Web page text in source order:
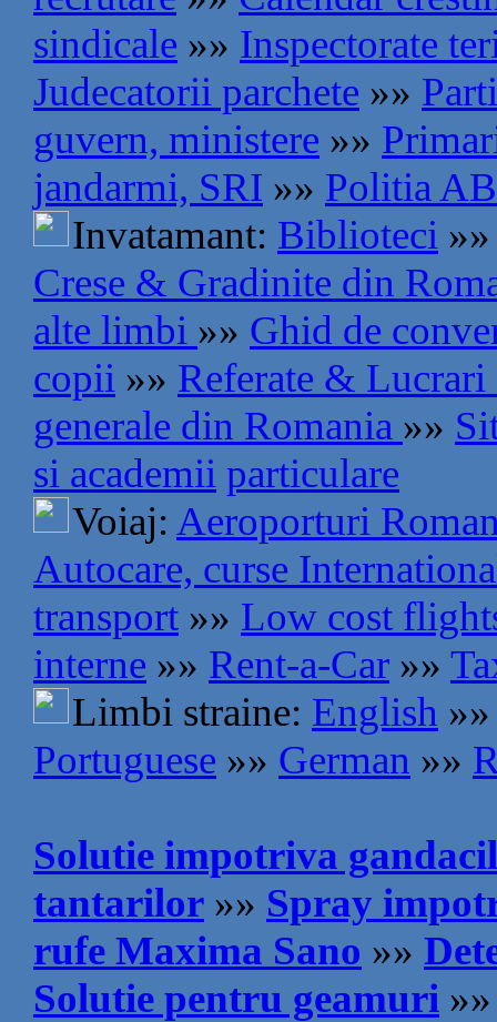
sindicale »» Inspectorate
Judecatorii parchete »»
guvern, ministere »»
jandarmi, SRI »» Politia
Invatamant: Biblioteci »»
Crese & Gradinite din
alte limbi »» Ghid de
copii »» Referate &
generale din Romania »»
si academii particulare
Voiaj: Aeroporturi
Autocare, curse
transport »» Low cost
interne »» Rent-a-Car »»
Limbi straine: English »»
Portuguese »» German »»
Solutie impotriva
tantarilor »» Spray
rufe Maxima Sano »»
Solutie pentru geamuri »»